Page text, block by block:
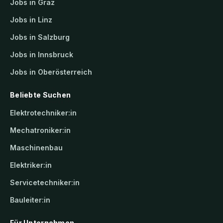
Jobs in Graz
Jobs in Linz
Jobs in Salzburg
Jobs in Innsbruck
Jobs in Oberösterreich
Beliebte Suchen
Elektrotechniker:in
Mechatroniker:in
Maschinenbau
Elektriker:in
Servicetechniker:in
Bauleiter:in